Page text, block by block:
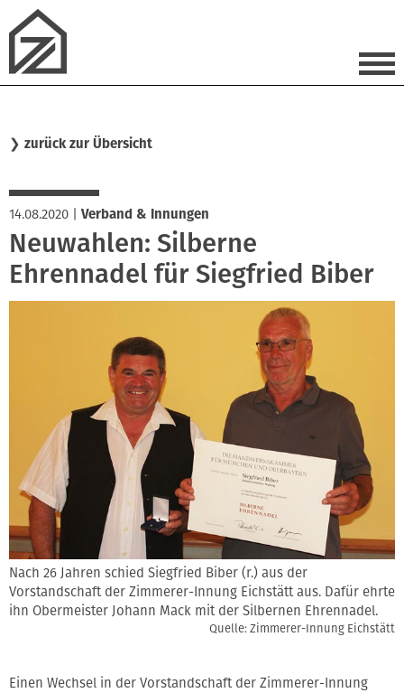
❯ zurück zur Übersicht
14.08.2020 Verband & Innungen
Neuwahlen: Silberne
Ehrennadel für Siegfried Biber
Nach 26 Jahren schied Siegfried Biber (r.) aus der
Vorstandschaft der Zimmerer-Innung Eichstätt aus. Dafür ehrte
ihn Obermeister Johann Mack mit der Silbernen Ehrennadel.
Quelle: Zimmerer-Innung Eichstätt
Einen Wechsel in der Vorstandschaft der Zimmerer-Innung